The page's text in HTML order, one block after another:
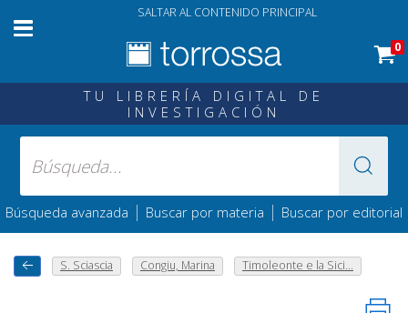
SALTAR AL CONTENIDO PRINCIPAL
0
TU LIBRERÍA DIGITAL DE
INVESTIGACIÓN
Búsqueda avanzada | Buscar por materia | Buscar por editorial
S. Sciascia Congiu, Marina Timoleonte e la Sici...